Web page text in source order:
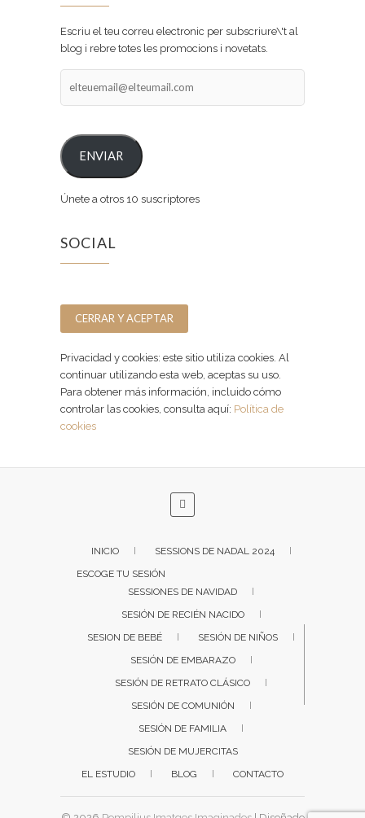
Escriu el teu correu electronic per subscriure\'t al
blog i rebre totes les promocions i novetats.
ENVIAR
Únete a otros 10 suscriptores
SOCIAL
Privacidad y cookies: este sitio utiliza cookies. Al
continuar utilizando esta web, aceptas su uso.
Para obtener más información, incluido cómo
controlar las cookies, consulta aquí: Política de
cookies
INICIO
SESSIONS DE NADAL 2024
ESCOGE TU SESIÓN
SESSIONES DE NAVIDAD
SESIÓN DE RECIÉN NACIDO
SESION DE BEBÉ
SESIÓN DE NIÑOS
SESIÓN DE EMBARAZO
SESIÓN DE RETRATO CLÁSICO
SESIÓN DE COMUNIÓN
SESIÓN DE FAMILIA
SESIÓN DE MUJERCITAS
EL ESTUDIO
BLOG CONTACTO